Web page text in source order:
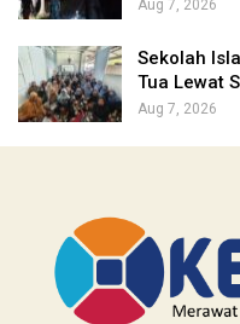
Aug 7, 2026
Sekolah
Tua Lewat
Aug 7, 2026